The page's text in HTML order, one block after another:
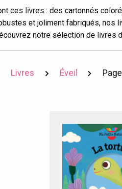
ces livres : des cartonnés
et joliment fabriqués, nos
notre sélection de livres
Livres Éveil